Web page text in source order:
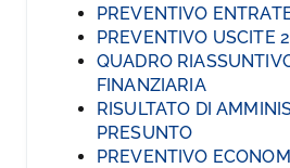
PREVENTIVO
PREVENTIVO USCITE
QUADRO
FINANZIARIA
RISULTATO DI
PRESUNTO
PREVENTIVO